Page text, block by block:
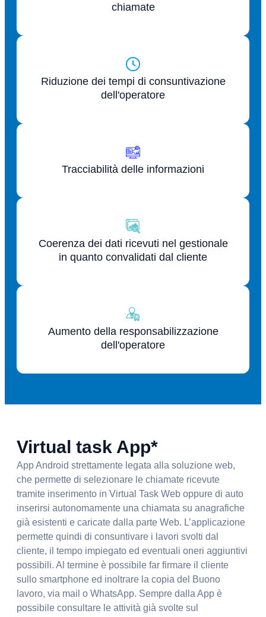
chiamate
Riduzione dei tempi di consuntivazione
dell'operatore
Tracciabilità delle informazioni
Coerenza dei dati ricevuti nel gestionale
in quanto convalidati dal cliente
Aumento della responsabilizzazione
dell'operatore
Virtual task App*
App Android strettamente legata alla soluzione web,
che permette di selezionare le chiamate ricevute
tramite inserimento in Virtual Task Web oppure di auto
inserirsi autonomamente una chiamata su anagrafiche
già esistenti e caricate dalla parte Web. L’applicazione
permette quindi di consuntivare i lavori svolti dal
cliente, il tempo impiegato ed eventuali oneri aggiuntivi
possibili. Al termine è possibile far firmare il cliente
sullo smartphone ed inoltrare la copia del Buono
lavoro, via mail o WhatsApp. Sempre dalla App è
possibile consultare le attività già svolte sul